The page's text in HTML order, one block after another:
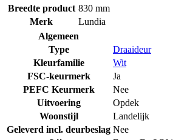
Breedte product 830 mm
Merk
Lundia
Algemeen
Type
Draaideur
Kleurfamilie
Wit
FSC-keurmerk
Ja
PEFC Keurmerk
Nee
Uitvoering
Opdek
Woonstijl
Landelijk
Geleverd incl. deurbeslag Nee